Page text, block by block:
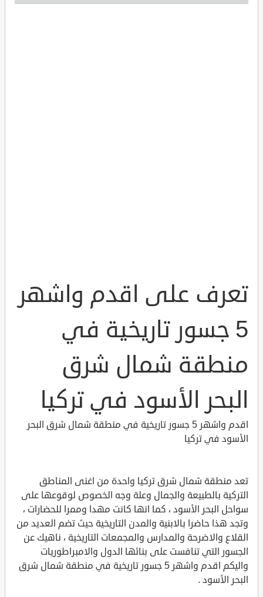
تعرف على اقدم واشهر
5 جسور تاريخية في
منطقة شمال شرق
البحر الأسود في تركيا
اقدم واشهر 5 جسور تاريخية في منطقة شمال شرق البحر
الأسود في تركيا
تعد منطقة شمال شرق تركيا واحدة من اغنى المناطق
التركية بالطبيعة والجمال وعلة وجه الخصوص لوقوعها على
سواحل البحر الأسود ، كما انها كانت مهدا وممرا للحضارات ،
وتجد هذا حاضرا بالابنية والمدن التاريخية حيث تضم العديد من
القلاع والاضرحة والمدارس والمجمعات التاريخية ، ناهيك عن
الجسور التي تنافست على بنائها الدول والامبراطوريات
واليكم اقدم واشهر 5 جسور تاريخية في منطقة شمال شرق
البحر الأسود .